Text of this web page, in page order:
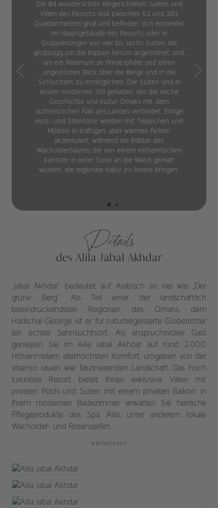
Die 84 wunderschön eingerichteten Suiten und
Villen des Resorts sind zwischen 52 und 361
Quadratmetern groß und befinden sich entweder
im Hauptgebäude des Resorts oder in
Gruppierungen von vier bis sechs Suiten, die
großzügig um die Klippen herum angeordnet sind,
um ein Maximum an Privatsphäre und einen
ungestörten Blick über die Berge und in die
Schluchten zu ermöglichen. Die Suiten sind in
einem modernen Stil gehalten, der die reiche
Geschichte und Kultur Omans mit dem
authentischen Flair des Landes verbindet. Erdige
Holz- und Steintöne werden mit Teppichen und
Möbeln in kräftigen, aber warmen Farben
akzentuiert, während die Blätter des
Wacholderbaums, die von einem einheimischen
Künstler in jeder Suite an die Wand gemalt
wurden, die regionale Natur ins Innere bringen.
Details
des Alila Jabal Akhdar
„Jabal Akhdar“ bedeutet auf Arabisch so viel wie „Der
grüne Berg“. Als Teil einer der landschaftlich
beeindruckendsten Regionen des Omans, dem
Hadschar-Gebirge, ist er für naturbegeisterte Globetrotter
ein echter Sehnsuchtsort. Als anspruchsvoller Gast
genießen Sie im Alila Jabal Akhdar auf rund 2.000
Höhenmetern allerhöchsten Komfort, umgeben von der
ebenso rauen wie faszinierenden Landschaft. Das hoch
luxuriöse Resort bietet Ihnen exklusive Villen mit
privaten Pools und Suiten mit einem privaten Balkon. In
Ihrem modernen Badezimmer erwarten Sie herrliche
Pflegeprodukte des Spa Alila, unter anderem lokale
Wacholder- und Rosenseifen.
weiterlesen